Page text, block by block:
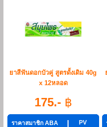
ยาสีฟันดอกบัวคู่ สูตรดั้งเดิม 40g
x 12หลอด
175.- ฿
ราคาสมาชิก ABA PV